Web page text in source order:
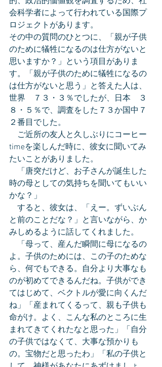
会科学者によって行われている国際プ
ロジェクトがあります。
その中の質問のひとつに、「親が子供
のために犠牲になるのは仕方がないと
思いますか？」という項目がありま
す。「親が子供のために犠牲になるの
は仕方がないと思う」と答えた人は、
世界　７３・３％でしたが、日本　３
８・５％で、調査をした７３か国中７
２番目でした。
ご近所の友人と久しぶりにコーヒー
timeを楽しんだ時に、彼女に聞いてみ
たいことがありました。
「唐突だけど、お子さんが誕生した
時の母としての気持ちを聞いてもいい
かな？」
すると、彼女は、「えー。ずいぶん
と前のことだな？」と言いながら、か
みしめるように話してくれました。
「母って、産んだ瞬間に母になるの
よ。子供のためには、この子のためな
ら、何でもできる。自分より大事なも
のが初めてできるんだね。子供ができ
てはじめて、ベクトルが愛に向くんだ
ね」「産まれてくるって、親も子供も
命がけ。よく、こんな私のところに生
まれてきてくれたなと思った」「自分
の子供ではなくて、大事な預かりも
の。宝物だと思ったわ」「私の子供と